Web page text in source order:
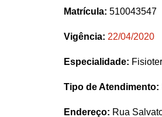
Matrícula: 510043547
Vigência: 22/04/2020
Especialidade:
Tipo de Atendimento:
Endereço: Rua